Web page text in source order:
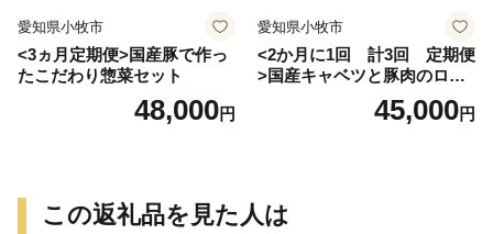
愛知県小牧市
<3ヵ月定期便>国産豚で作っ
たこだわり惣菜セット
48,000円
愛知県小牧市
<2か月に1回 計3回 定期便
>国産キャベツと豚肉のロー
ルキャベツ（6P入り）
45,000円
この返礼品を見た人は